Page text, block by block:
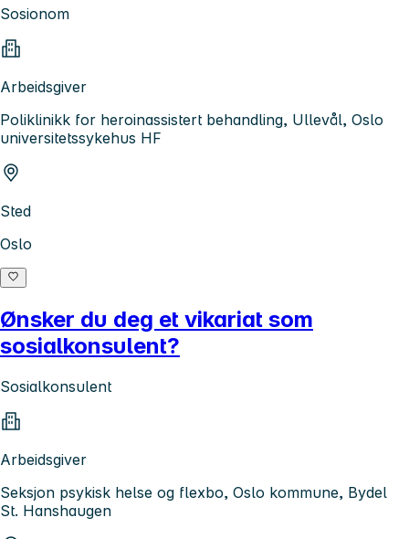
Sosionom
Arbeidsgiver
Poliklinikk for heroinassistert behandling, Ullevål, Oslo
universitetssykehus HF
Sted
Oslo
Ønsker du deg et vikariat som
sosialkonsulent?
Sosialkonsulent
Arbeidsgiver
Seksjon psykisk helse og flexbo, Oslo kommune, Bydel
St. Hanshaugen